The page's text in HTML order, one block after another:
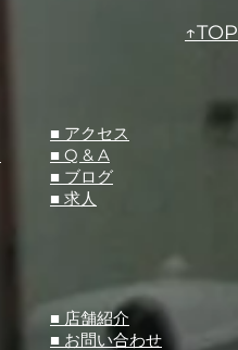
↑TOP
​■ アクセス
■ Q & A
​■ ブログ
​■ 求人
​■ 店舗紹介
■ お問い合わせ